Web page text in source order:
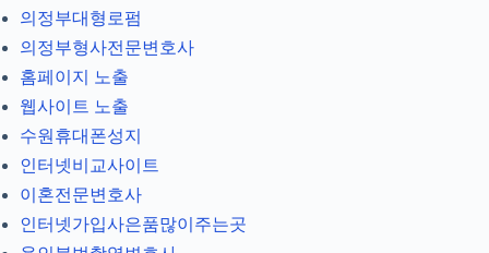
의정부대형로펌
의정부형사전문변호사
홈페이지 노출
웹사이트 노출
수원휴대폰성지
인터넷비교사이트
이혼전문변호사
인터넷가입사은품많이주는곳